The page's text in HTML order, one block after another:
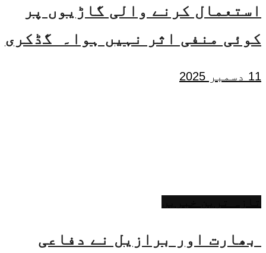
استعمال کرنے والی گاڑیوں پر
کوئی منفی اثر نہیں ہوا۔ گڈکری
11 دسمبر 2025
بھارت اور برازیل نے دفاعی